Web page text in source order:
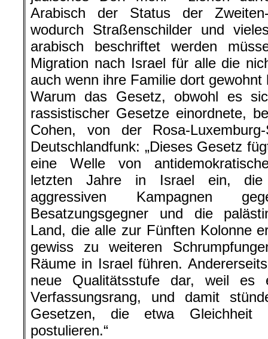
Arabisch der Status der Zweiten-
wodurch Straßenschilder und
arabisch beschriftet werden
Migration nach Israel für alle die
auch wenn ihre Familie dort
Warum das Gesetz, obwohl es
rassistischer Gesetze einordnete,
Cohen, von der Rosa-
Deutschlandfunk: „Dieses Gesetz
eine Welle von
letzten Jahre in Israel ein, die
aggressiven Kampagnen
Besatzungsgegner und die
Land, die alle zur Fünften Kolonne
gewiss zu weiteren
Räume in Israel führen.
neue Qualitätsstufe dar, weil es
Verfassungsrang, und damit
Gesetzen, die etwa Gleichheit
postulieren.“